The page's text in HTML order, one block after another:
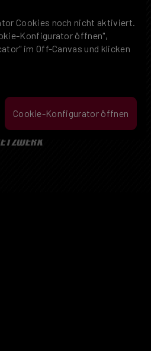
Cookies noch nicht aktiviert.
Konfigurator öffnen",
im Off-Canvas und klicken
Cookie-Konfigurator öffnen
CONCEPTS